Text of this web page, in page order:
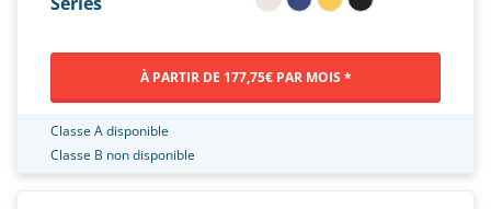
À PARTIR DE 177,75€ PAR MOIS *
Classe A disponible
Classe B non disponible